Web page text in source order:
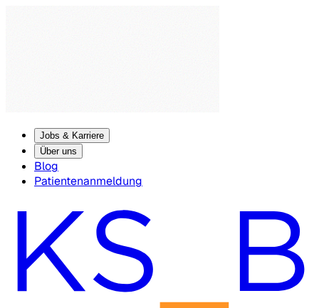
Jobs & Karriere
Über uns
Blog
Patientenanmeldung